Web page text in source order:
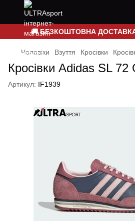
🚚 БЕЗКОШТОВНА ДОСТАВКА
Чоловіки Взуття Кросівки
Кросівки Adidas SL
Артикул: IF1939